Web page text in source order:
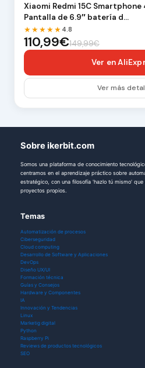
Xiaomi Redmi 15C Smartphone
Pantalla de 6.9″ batería d…
★★★★★ 4.8
110,99€149,99€
Ver en
Ver más
Sobre ikerbit.com
Somos una plataforma de conocimiento
centramos en el aprendizaje práctico sobre
estratégico, con una filosofía 'hazlo tú mismo'
proyectos propios.
Temas
Automatización de procesos
Ciberseguridad
Cloud computing
Desarrollo de Software y Aplicaciones
DevOps
Diseño UX/UI
Formación técnica
Guías y Consejos
Hardware y Componentes
IA
Innovación y Tendencias
Linux
Marketig digital
Python
Raspberry Pi
Reviews de productos tecnológicos
SEO